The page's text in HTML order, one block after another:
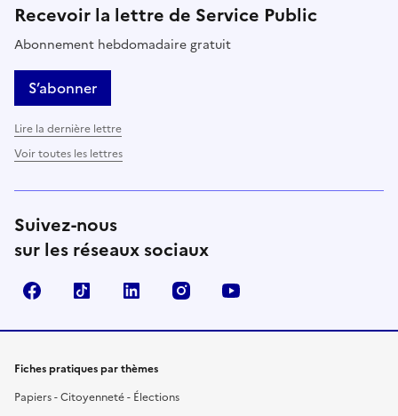
Recevoir la lettre de Service Public
Abonnement hebdomadaire gratuit
S’abonner
Lire la dernière lettre
Voir toutes les lettres
Suivez-nous
sur les réseaux sociaux
FacebookTikTok LinkedIn Instagram
Fiches pratiques par thèmes
Papiers - Citoyenneté - Élections